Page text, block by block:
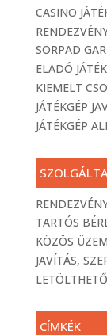
CASINO
SÖRPAD
ELADÓ
KIEMELT
JÁTÉKGÉP
JÁTÉKGÉP
TARTÓS
KÖZÖS
JAVÍTÁS,
CÍMKÉK